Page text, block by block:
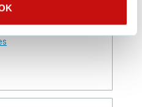
voetbal: